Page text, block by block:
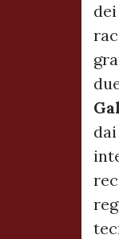
dei